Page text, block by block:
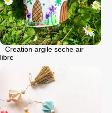
Creation argile seche air
libre